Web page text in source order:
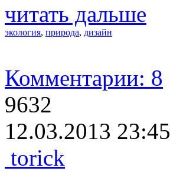
читать дальше
экология, природа, дизайн
Комментарии: 8
9632
12.03.2013 23:45
torick